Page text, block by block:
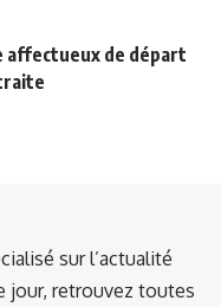
affectueux de départ
sur l’actualité
jour, retrouvez toutes